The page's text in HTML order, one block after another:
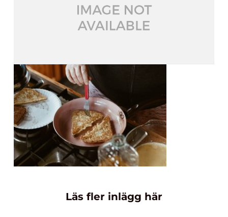
Läs fler inlägg här